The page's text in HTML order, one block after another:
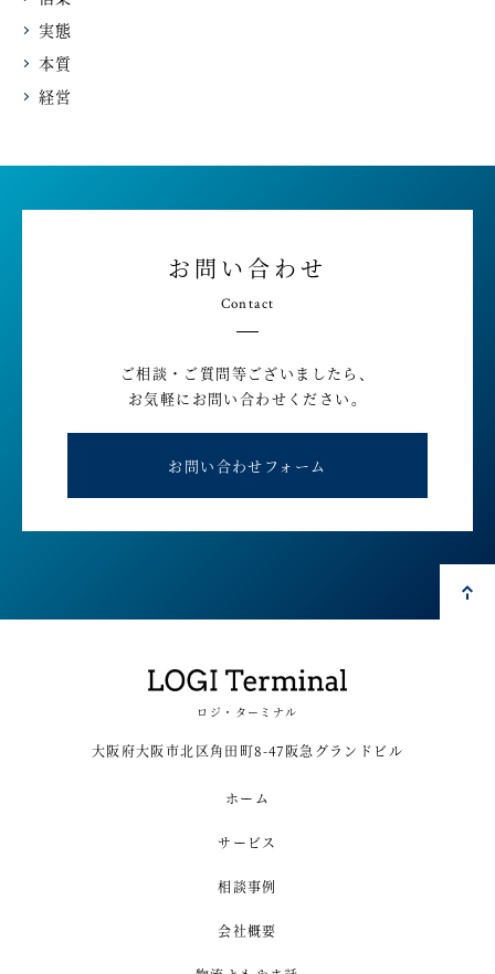
実態
本質
経営
お問い合わせ
Contact
ご相談・ご質問等ございましたら、
お気軽にお問い合わせください。
お問い合わせフォーム
ロジ・ターミナル
大阪府大阪市北区角田町8-47阪急グランドビル
ホーム
サービス
相談事例
会社概要